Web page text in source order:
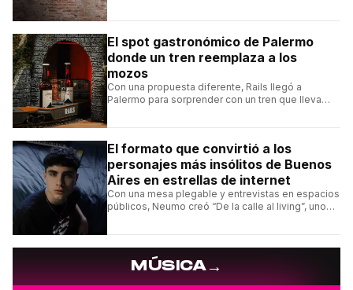
El spot gastronómico de Palermo
donde un tren reemplaza a los
mozos
Con una propuesta diferente, Rails llegó a
Palermo para sorprender con un tren que lleva
El formato que convirtió a los
personajes más insólitos de Buenos
Aires en estrellas de internet
Con una mesa plegable y entrevistas en espacios
públicos, Neumo creó “De la calle al living”, uno
MÚSICA→